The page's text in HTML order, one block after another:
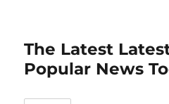
The Latest
Popular News